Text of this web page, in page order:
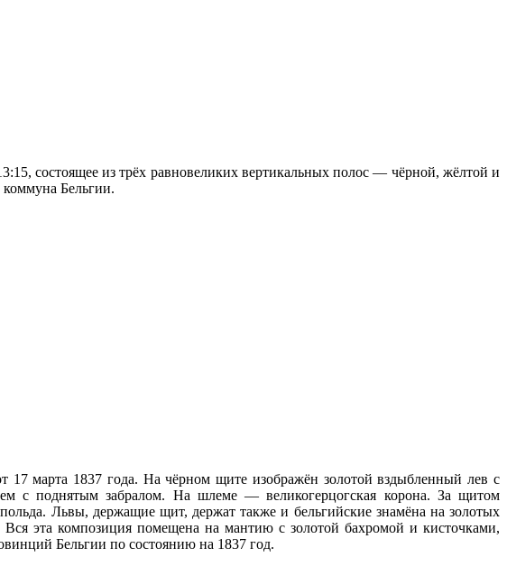
состоящее из трёх равновеликих вертикальных полос — чёрной, жёлтой и
Бельгии.
17 марта 1837 года. На чёрном щите изображён золотой вздыбленный лев с
с поднятым забралом. На шлеме — великогерцогская корона. За щитом
Львы, держащие щит, держат также и бельгийские знамёна на золотых
эта композиция помещена на мантию с золотой бахромой и кисточками,
Бельгии по состоянию на 1837 год.